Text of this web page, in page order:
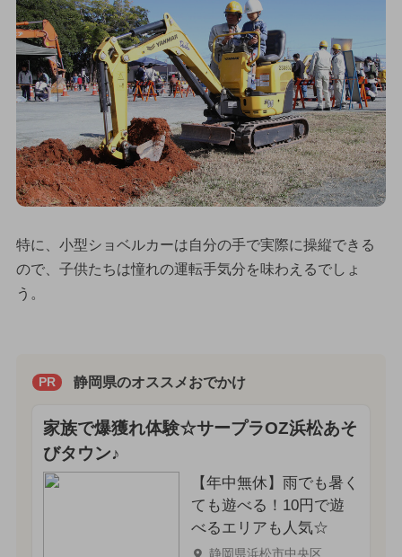
特に、小型ショベルカーは自分の手で実際に操縦できる
ので、子供たちは憧れの運転手気分を味わえるでしょ
う。
PR 静岡県のオススメおでかけ
家族で爆獲れ体験☆サープラOZ浜松あそ
びタウン♪
【年中無休】雨でも暑く
ても遊べる！10円で遊
べるエリアも人気☆
静岡県浜松市中央区